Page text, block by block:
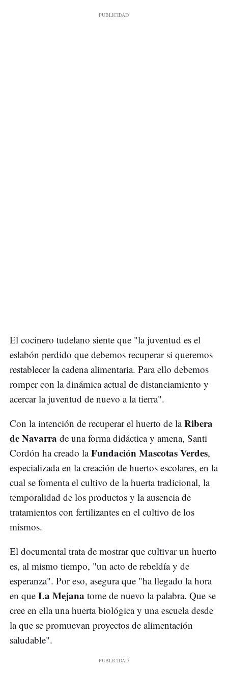
El cocinero tudelano siente que "la juventud es el
eslabón perdido que debemos recuperar si queremos
restablecer la cadena alimentaria. Para ello debemos
romper con la dinámica actual de distanciamiento y
acercar la juventud de nuevo a la tierra".
Con la intención de recuperar el huerto de laRibera
de Navarra de una forma didáctica y amena, Santi
Cordón ha creado laFundación Mascotas Verdes,
especializada en la creación de huertos escolares, en la
cual se fomenta el cultivo de la huerta tradicional, la
temporalidad de los productos y la ausencia de
tratamientos con fertilizantes en el cultivo de los
mismos.
El documental trata de mostrar que cultivar un huerto
es, al mismo tiempo, "un acto de rebeldía y de
esperanza". Por eso, asegura que "ha llegado la hora
en que La Mejana tome de nuevo la palabra. Que se
cree en ella una huerta biológica y una escuela desde
la que se promuevan proyectos de alimentación
saludable".